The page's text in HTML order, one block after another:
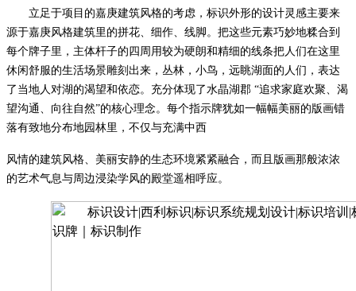
立足于项目的嘉庚建筑风格的考虑，标识外形的设计灵感主要来
源于嘉庚风格建筑里的拼花、细作、线脚。把这些元素巧妙地糅合到
每个牌子里，主体杆子的四周用较为硬朗和精细的线条把人们在这里
休闲舒服的生活场景雕刻出来，丛林，小鸟，远眺湖面的人们，表达
了当地人对湖的渴望和依恋。充分体现了水晶湖郡 “追求家庭欢聚、渴
望沟通、向往自然”的核心理念。每个指示牌犹如一幅幅美丽的版画错
落有致地分布地园林里，不仅与充满中西
风情的建筑风格、美丽安静的生态环境紧紧融合，而且版画那般浓浓
的艺术气息与周边浸染学风的殿堂遥相呼应。